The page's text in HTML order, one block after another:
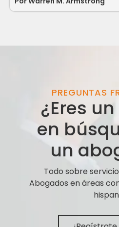
PREGUNTAS
¿Eres
en
un
Todo sobre
Abogados en áreas